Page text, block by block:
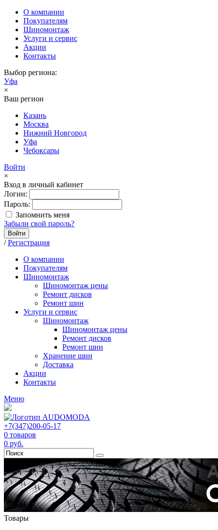
О компании
Покупателям
Шиномонтаж
Услуги и сервис
Акции
Контакты
Выбор региона:
Уфа
×
Ваш регион
Казань
Москва
Нижний Новгород
Уфа
Чебоксары
Войти
×
Вход в личный кабинет
Логин:
Пароль:
Запомнить меня
Забыли свой пароль?
Войти
/ Регистрация
О компании
Покупателям
Шиномонтаж
Шиномонтаж цены
Ремонт дисков
Ремонт шин
Услуги и сервис
Шиномонтаж
Шиномонтаж цены
Ремонт дисков
Ремонт шин
Хранение шин
Доставка
Акции
Контакты
Меню
+7(347)200-05-17
0 товаров
0 руб.
Товары